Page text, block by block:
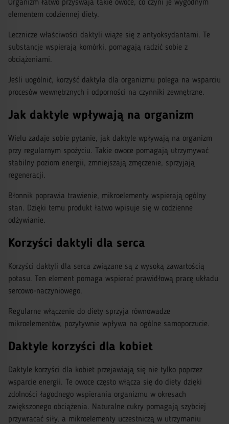
Organizm łatwo przyswaja takie owoce, co czyni je wygodnym
elementem codziennej diety.
Lecznicze właściwości daktyli wiąże się z antyoksydantami. Te
substancje wspierają komórki, pomagają radzić sobie z
obciążeniami.
Jeśli uogólnić, korzyść daktyla dla organizmu polega na wsparciu
procesów wewnętrznych i odporności na czynniki zewnętrzne.
Jak daktyle wpływają na organizm
Wielu zadaje sobie pytanie, jak daktyle wpływają na organizm
przy regularnym spożyciu. Takie owoce pomagają utrzymywać
stabilny poziom energii, zmniejszają zmęczenie, sprzyjają
regeneracji.
Błonnik poprawia trawienie, mikroelementy wspierają ogólny
stan. Dzięki temu produkt łatwo wpisuje się w codzienne
odżywianie.
Korzyści daktyli dla serca
Korzyści daktyli dla serca związane są z wysoką zawartością
potasu. Ten element pomaga wspierać prawidłową pracę układu
sercowo-naczyniowego.
Regularne włączenie do diety sprzyja równowadze
mikroelementów, pozytywnie wpływa na ogólne samopoczucie.
Daktyle korzyści dla kobiet
Daktyle korzyści dla kobiet przejawiają się nie tylko poprzez
wsparcie energii. Te owoce często włącza się do diety dzięki
zdolności łagodnego wspierania organizmu w okresach
zwiększonego obciążenia. Naturalne cukry pomagają szybciej
przywracać siły, a mikroelementy uczestniczą w utrzymaniu